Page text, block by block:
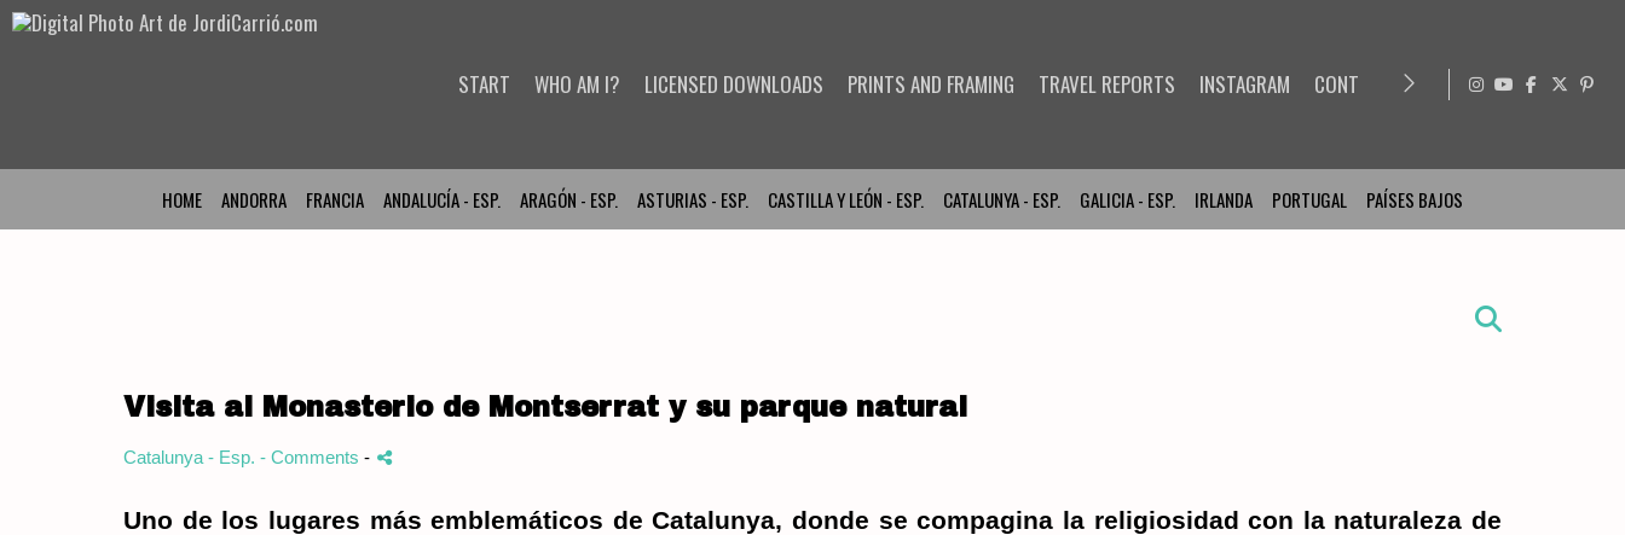
START WHO AM I? LICENSED DOWNLOADS PRINTS AND FRAMING TRAVEL REPORTS INSTAGRAM CONTACT
HOME ANDORRA FRANCIA ANDALUCÍA - ESP. ARAGÓN - ESP. ASTURIAS - ESP. CASTILLA Y LEÓN - ESP. CATALUNYA - ESP. GALICIA - ESP. IRLANDA PORTUGAL PAÍSES BAJOS
Visita al Monasterio de Montserrat y su parque natural
Catalunya - Esp. - Comments -
Uno de los lugares más emblemáticos de Catalunya, donde se compagina la religiosidad con la naturaleza de